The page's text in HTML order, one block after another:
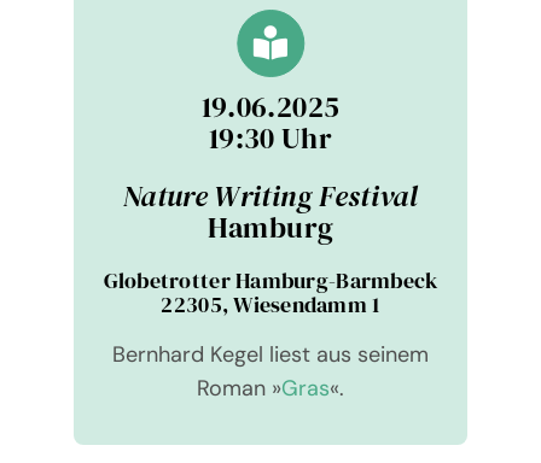
19.06.2025
19:30 Uhr
Nature Wri­ting Fes­ti­val
Ham­burg
Glo­be­trot­ter Ham­burg-Barm­beck
22305, Wie­sen­damm 1
Bernhard Kegel liest aus sei­nem
Roman »Gras«.